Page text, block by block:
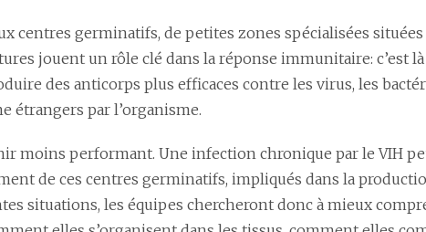
centres germinatifs, de petites zones spécialisées situées
jouent un rôle clé dans la réponse immunitaire: c’est là
des anticorps plus efficaces contre les virus, les
étrangers par l’organisme.
moins performant. Une infection chronique par le VIH
de ces centres germinatifs, impliqués dans la
situations, les équipes chercheront donc à mieux